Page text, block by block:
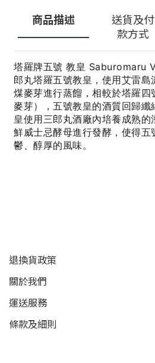
商品描述
送貨及付
款方式
塔羅牌五號 教皇 Saburomaru
郎丸塔羅五號教皇，使用艾雷
煤麥芽進行蒸餾，相較於塔羅
麥芽），五號教皇的酒質回歸纖
皇使用三郎丸酒廠內培養成熟
鮮威士忌酵母進行發酵，使得五
鬱、醇厚的風味。
退換貨政策
關於我們
運送服務
條款及細則